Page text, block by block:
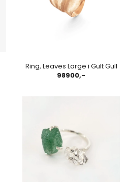
Ring, Leaves Large i Gult Gull
98900,-